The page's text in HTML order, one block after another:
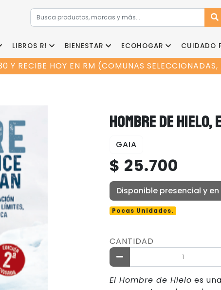
LIBROS R! BIENESTAR ECOHOGAR CUIDADO
Y RECIBE HOY EN RM (COMUNAS
HOMBRE DE HIELO,
GAIA
$ 25.700
Disponible presencial y
Pocas Unidades.
CANTIDAD
El Hombre de Hielo es